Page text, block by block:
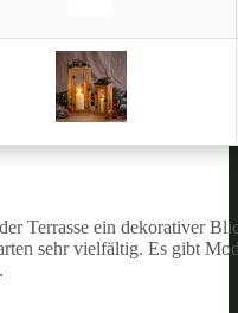
Terrasse ein dekorativer
sehr vielfältig. Es gibt